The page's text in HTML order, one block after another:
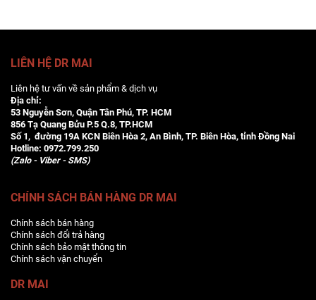
LIÊN HỆ DR MAI
Liên hệ tư vấn về sản phẩm & dịch vụ
Địa chỉ:
53 Nguyễn Sơn, Quận Tân Phú, TP. HCM
856 Tạ Quang Bửu P.5 Q.8, TP.HCM
Số 1, đường 19A KCN Biên Hòa 2, An Bình, TP. Biên Hòa, tỉnh Đồng Nai
Hotline: 0972.799.250
(Zalo - Viber - SMS)
CHÍNH SÁCH BÁN HÀNG DR MAI
Chính sách bán hàng
Chính sách đổi trả hàng
Chính sách bảo mật thông tin
Chính sách vận chuyển
DR MAI